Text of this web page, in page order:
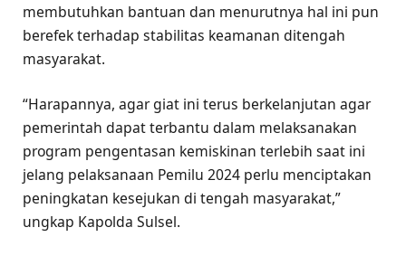
membutuhkan bantuan dan menurutnya hal ini pun
berefek terhadap stabilitas keamanan ditengah
masyarakat.
“Harapannya, agar giat ini terus berkelanjutan agar
pemerintah dapat terbantu dalam melaksanakan
program pengentasan kemiskinan terlebih saat ini
jelang pelaksanaan Pemilu 2024 perlu menciptakan
peningkatan kesejukan di tengah masyarakat,”
ungkap Kapolda Sulsel.